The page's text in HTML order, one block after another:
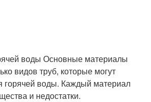
воды Основные материалы
видов труб, которые могут
горячей воды. Каждый материал
и недостатки.